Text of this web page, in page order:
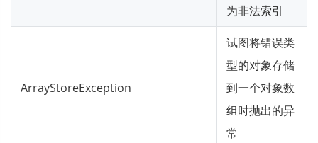
为非法索引
ArrayStoreException
试图将错误类
型的对象存储
到一个对象数
组时抛出的异
常